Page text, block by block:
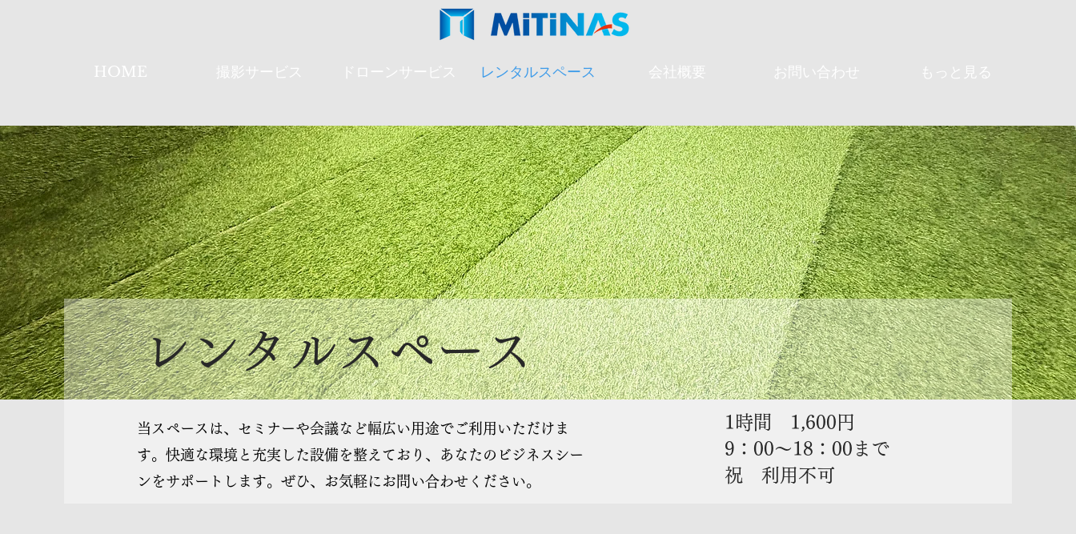
HOME 撮影サービス ドローンサービス レンタルスペース 会社概要 お問い合わせ もっと見る
レンタルスペース
当スペースは、セミナーや会議など幅広い用途でご利用いただけま
す。快適な環境と充実した設備を整えており、あなたのビジネスシー
ンをサポートします。ぜひ、お気軽にお問い合わせください。
1時間 1,600円
9：00～18：00まで
​祝 利用不可